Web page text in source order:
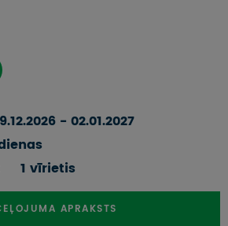
- 02.01.2027
1 vīrietis
APRAKSTS